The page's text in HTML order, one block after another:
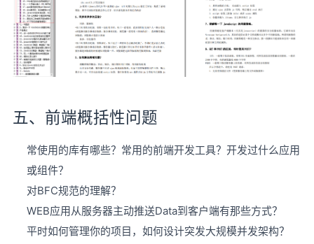
五、前端概括性问题
常使用的库有哪些？常用的前端开发工具？开发过什么应用
或组件？
对BFC规范的理解？
WEB应用从服务器主动推送Data到客户端有那些方式？
平时如何管理你的项目，如何设计突发大规模并发架构？